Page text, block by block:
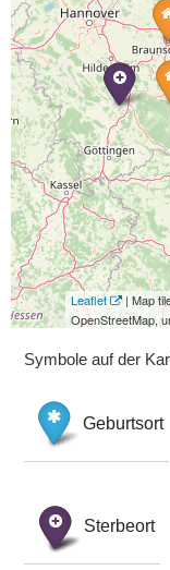
Leaflet
| Map
OpenStreetMap,
Symbole auf der
Geburtsort
Sterbeort